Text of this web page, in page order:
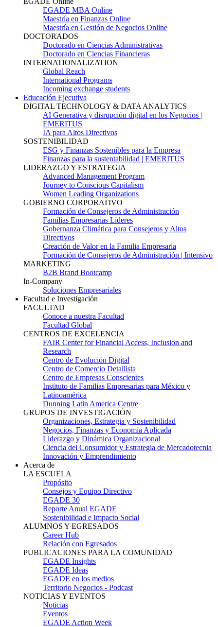
EGADE MBA Online
Maestría en Finanzas Online
Maestría en Gestión de Negocios Online
DOCTORADOS
Doctorado en Ciencias Administrativas
Doctorado en Ciencias Financieras
INTERNATIONALIZATION
Global Reach
International Programs
Incoming exchange students
Educación Ejecutiva
DIGITAL TECHNOLOGY & DATA ANALYTICS
AI Generativa y disrupción digital en los Negocios |
EMERITUS
IA para Altos Directivos
SOSTENIBILIDAD
ESG y Finanzas Sostenibles para la Empresa
Finanzas para la sustentabilidad | EMERITUS
LIDERAZGO Y ESTRATEGIA
Advanced Management Program
Journey to Conscious Capitalism
Women Leading Organizations
GOBIERNO CORPORATIVO
Formación de Consejeros de Administración
Familias Empresarias Líderes
Gobernanza Climática para Consejeros y Altos
Directivos
Creación de Valor en la Familia Empresaria
Formación de Consejeros de Administración | Intensivo
MARKETING
B2B Brand Bootcamp
In-Company
Soluciones Empresariales
Facultad e Investigación
FACULTAD
Conoce a nuestra Facultad
Facultad Global
CENTROS DE EXCELENCIA
FAIR Center for Financial Access, Inclusion and
Research
Centro de Evolución Digital
Centro de Comercio Detallista
Centro de Empresas Conscientes
Instituto de Familias Empresarias para México y
Latinoamérica
Dunning Latin America Centre
GRUPOS DE INVESTIGACIÓN
Organizaciones, Estrategia y Sostenibilidad
Negocios, Finanzas y Economía Aplicada
Liderazgo y Dinámica Organizacional
Ciencia del Consumidor y Estrategia de Mercadotecnia
Innovación y Emprendimiento
Acerca de
LA ESCUELA
Propósito
Consejos y Equipo Directivo
EGADE 30
Reporte Anual EGADE
Sostenibilidad e Impacto Social
ALUMNOS Y EGRESADOS
Career Hub
Relación con Egresados
PUBLICACIONES PARA LA COMUNIDAD
EGADE Insights
EGADE Ideas
EGADE en los medios
Territorio Negocios - Podcast
NOTICIAS Y EVENTOS
Noticias
Eventos
EGADE Action Week